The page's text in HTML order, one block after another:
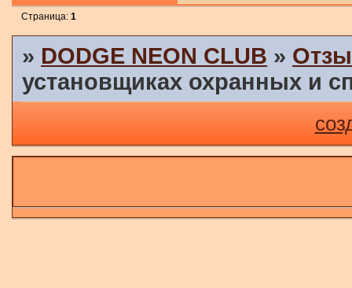
Страница:1
» DODGE NEON CLUB »
установщиках охранных и